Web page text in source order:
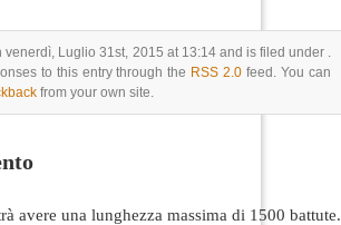
venerdì, Luglio 31st, 2015 at 13:14 and is filed under .
to this entry through the RSS 2.0 feed. You can
from your own site.
avere una lunghezza massima di 1500 battute.